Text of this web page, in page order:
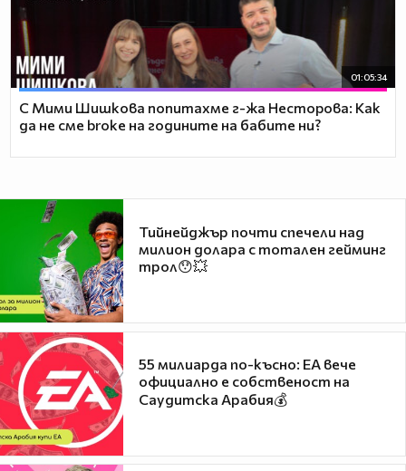
01:05:34
С Мими Шишкова попитахме г-жа Несторова: Как
да не сме broke на годините на бабите ни?
Тийнейджър почти спечели над
милион долара с тотален гейминг
трол😯💥
55 милиарда по-късно: EA вече
официално е собственост на
Саудитска Арабия💰